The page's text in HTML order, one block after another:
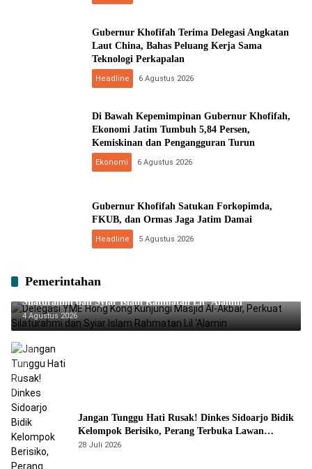
Gubernur Khofifah Terima Delegasi Angkatan
Laut China, Bahas Peluang Kerja Sama
Teknologi Perkapalan
Headline 6 Agustus 2026
Di Bawah Kepemimpinan Gubernur Khofifah,
Ekonomi Jatim Tumbuh 5,84 Persen,
Kemiskinan dan Pengangguran Turun
Ekonomi 6 Agustus 2026
Gubernur Khofifah Satukan Forkopimda,
FKUB, dan Ormas Jaga Jatim Damai
Headline 5 Agustus 2026
Pemerintahan
Delegasi YME Hong Kong Kunjungi Masjid Al-Akbar, Perkuat
Silaturahmi dan Syiar Islam Rahmatan Lil ‘Alamin
4 Agustus 2026
Jangan Tunggu Hati Rusak! Dinkes Sidoarjo Bidik
Kelompok Berisiko, Perang Terbuka Lawan
Hepatitis
28 Juli 2026